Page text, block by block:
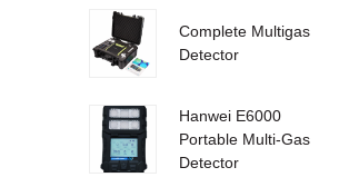
Complete Multigas
Detector
Hanwei E6000
Portable Multi-Gas
Detector